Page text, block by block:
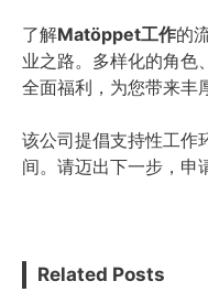
了解Matöppet工作的
业之路。多样化的角色
全面福利，为您带来丰
该公司提倡支持性工作
间。请迈出下一步，申
Related Posts